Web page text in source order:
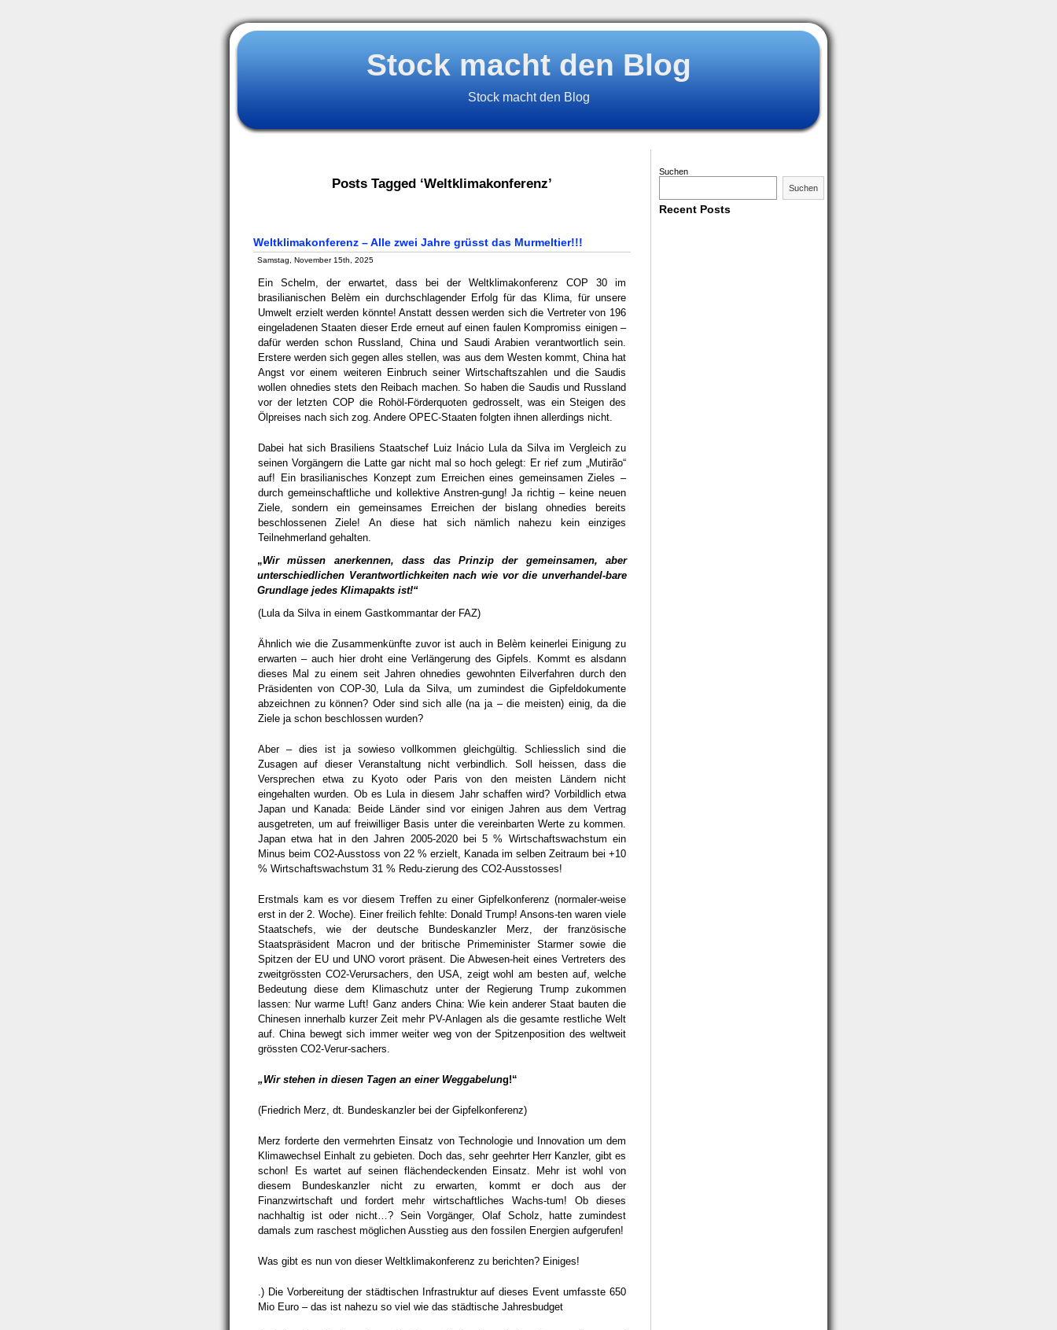
Stock macht den Blog
Stock macht den Blog
Posts Tagged ‘Weltklimakonferenz’
Weltklimakonferenz – Alle zwei Jahre grüsst das Murmeltier!!!
Samstag, November 15th, 2025
Ein Schelm, der erwartet, dass bei der Weltklimakonferenz COP 30 im
brasilianischen Belèm ein durchschlagender Erfolg für das Klima, für unsere
Umwelt erzielt werden könnte! Anstatt dessen werden sich die Vertreter von 196
eingeladenen Staaten dieser Erde erneut auf einen faulen Kompromiss einigen –
dafür werden schon Russland, China und Saudi Arabien verantwortlich sein.
Erstere werden sich gegen alles stellen, was aus dem Westen kommt, China hat
Angst vor einem weiteren Einbruch seiner Wirtschaftszahlen und die Saudis
wollen ohnedies stets den Reibach machen. So haben die Saudis und Russland
vor der letzten COP die Rohöl-Förderquoten gedrosselt, was ein Steigen des
Ölpreises nach sich zog. Andere OPEC-Staaten folgten ihnen allerdings nicht.
Dabei hat sich Brasiliens Staatschef Luiz Inácio Lula da Silva im Vergleich zu
seinen Vorgängern die Latte gar nicht mal so hoch gelegt: Er rief zum „Mutirão“
auf! Ein brasilianisches Konzept zum Erreichen eines gemeinsamen Zieles –
durch gemeinschaftliche und kollektive Anstren-gung! Ja richtig – keine neuen
Ziele, sondern ein gemeinsames Erreichen der bislang ohnedies bereits
beschlossenen Ziele! An diese hat sich nämlich nahezu kein einziges
Teilnehmerland gehalten.
„Wir müssen anerkennen, dass das Prinzip der gemeinsamen, aber
unterschiedlichen Verantwortlichkeiten nach wie vor die unverhandel-bare
Grundlage jedes Klimapakts ist!“
(Lula da Silva in einem Gastkommantar der FAZ)
Ähnlich wie die Zusammenkünfte zuvor ist auch in Belèm keinerlei Einigung zu
erwarten – auch hier droht eine Verlängerung des Gipfels. Kommt es alsdann
dieses Mal zu einem seit Jahren ohnedies gewohnten Eilverfahren durch den
Präsidenten von COP-30, Lula da Silva, um zumindest die Gipfeldokumente
abzeichnen zu können? Oder sind sich alle (na ja – die meisten) einig, da die
Ziele ja schon beschlossen wurden?
Aber – dies ist ja sowieso vollkommen gleichgültig. Schliesslich sind die
Zusagen auf dieser Veranstaltung nicht verbindlich. Soll heissen, dass die
Versprechen etwa zu Kyoto oder Paris von den meisten Ländern nicht
eingehalten wurden. Ob es Lula in diesem Jahr schaffen wird? Vorbildlich etwa
Japan und Kanada: Beide Länder sind vor einigen Jahren aus dem Vertrag
ausgetreten, um auf freiwilliger Basis unter die vereinbarten Werte zu kommen.
Japan etwa hat in den Jahren 2005-2020 bei 5 % Wirtschaftswachstum ein
Minus beim CO2-Ausstoss von 22 % erzielt, Kanada im selben Zeitraum bei +10
% Wirtschaftswachstum 31 % Redu-zierung des CO2-Ausstosses!
Erstmals kam es vor diesem Treffen zu einer Gipfelkonferenz (normaler-weise
erst in der 2. Woche). Einer freilich fehlte: Donald Trump! Ansons-ten waren viele
Staatschefs, wie der deutsche Bundeskanzler Merz, der französische
Staatspräsident Macron und der britische Primeminister Starmer sowie die
Spitzen der EU und UNO vorort präsent. Die Abwesen-heit eines Vertreters des
zweitgrössten CO2-Verursachers, den USA, zeigt wohl am besten auf, welche
Bedeutung diese dem Klimaschutz unter der Regierung Trump zukommen
lassen: Nur warme Luft! Ganz anders China: Wie kein anderer Staat bauten die
Chinesen innerhalb kurzer Zeit mehr PV-Anlagen als die gesamte restliche Welt
auf. China bewegt sich immer weiter weg von der Spitzenposition des weltweit
grössten CO2-Verur-sachers.
„Wir stehen in diesen Tagen an einer Weggabelung!“
(Friedrich Merz, dt. Bundeskanzler bei der Gipfelkonferenz)
Merz forderte den vermehrten Einsatz von Technologie und Innovation um dem
Klimawechsel Einhalt zu gebieten. Doch das, sehr geehrter Herr Kanzler, gibt es
schon! Es wartet auf seinen flächendeckenden Einsatz. Mehr ist wohl von
diesem Bundeskanzler nicht zu erwarten, kommt er doch aus der
Finanzwirtschaft und fordert mehr wirtschaftliches Wachs-tum! Ob dieses
nachhaltig ist oder nicht…? Sein Vorgänger, Olaf Scholz, hatte zumindest
damals zum raschest möglichen Ausstieg aus den fossilen Energien aufgerufen!
Was gibt es nun von dieser Weltklimakonferenz zu berichten? Einiges!
.) Die Vorbereitung der städtischen Infrastruktur auf dieses Event umfasste 650
Mio Euro – das ist nahezu so viel wie das städtische Jahresbudget
Suchen
Suchen
Recent Posts